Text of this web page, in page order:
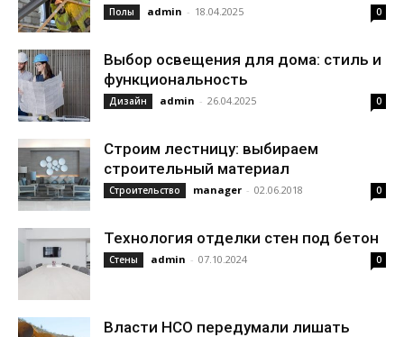
Полы admin - 18.04.2025 0
Выбор освещения для дома: стиль и
функциональность
Дизайн admin - 26.04.2025 0
Строим лестницу: выбираем
строительный материал
Строительство manager - 02.06.2018 0
Технология отделки стен под бетон
Стены admin - 07.10.2024 0
Власти НСО передумали лишать